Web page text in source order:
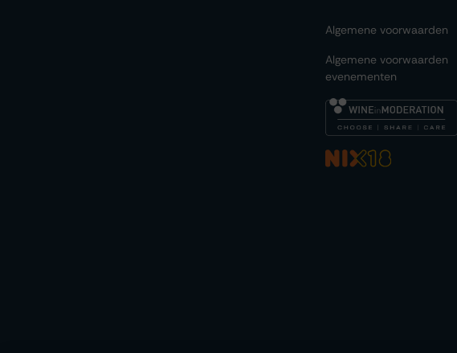
Algemene voorwaarden
Algemene voorwaarden
evenementen